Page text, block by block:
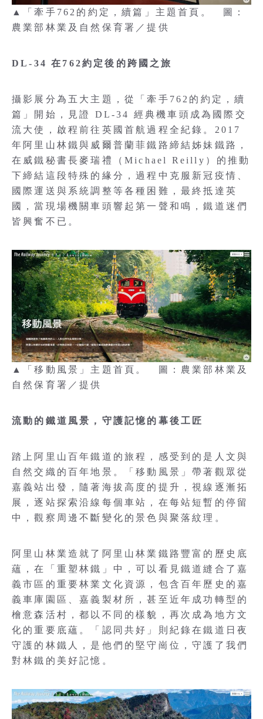
▲「牽手762的約定，續篇」主題首頁。 圖：
農業部林業及自然保育署／提供
DL-34 在762約定後的跨國之旅
攝影展分為五大主題，從「牽手762的約定，續
篇」開始，見證 DL-34 經典機車頭成為國際交
流大使，啟程前往英國首航過程全紀錄。2017
年阿里山林鐵與威爾普蘭菲鐵路締結姊妹鐵路，
在威鐵秘書長麥瑞禮（Michael Reilly）的推動
下締結這段特殊的緣分，過程中克服新冠疫情、
國際運送與系統調整等各種困難，最終抵達英
國，當現場機關車頭響起第一聲和鳴，鐵道迷們
皆興奮不已。
▲「移動風景」主題首頁。 圖：農業部林業及
自然保育署／提供
流動的鐵道風景，守護記憶的幕後工匠
踏上阿里山百年鐵道的旅程，感受到的是人文與
自然交織的百年地景。「移動風景」帶著觀眾從
嘉義站出發，隨著海拔高度的提升，視線逐漸拓
展，逐站探索沿線每個車站，在每站短暫的停留
中，觀察周邊不斷變化的景色與聚落紋理。
阿里山林業造就了阿里山林業鐵路豐富的歷史底
蘊，在「重塑林鐵」中，可以看見鐵道縫合了嘉
義市區的重要林業文化資源，包含百年歷史的嘉
義車庫園區、嘉義製材所，甚至近年成功轉型的
檜意森活村，都以不同的樣貌，再次成為地方文
化的重要底蘊。「認同共好」則紀錄在鐵道日夜
守護的林鐵人，是他們的堅守崗位，守護了我們
對林鐵的美好記憶。